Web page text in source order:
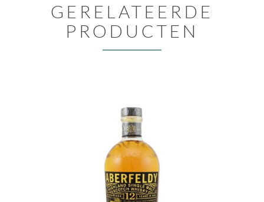
GERELATEERDE
PRODUCTEN